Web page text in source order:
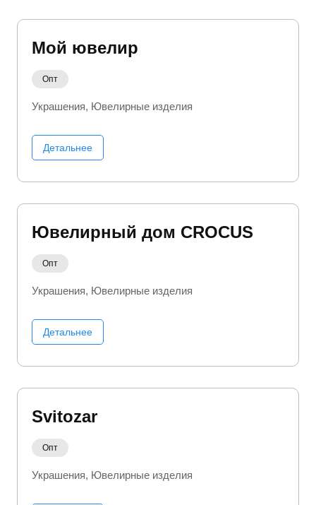
Мой ювелир
Опт
Украшения Ювелирные изделия
Детальнее
Ювелирный дом CROCUS
Опт
Украшения Ювелирные изделия
Детальнее
Svitozar
Опт
Украшения Ювелирные изделия